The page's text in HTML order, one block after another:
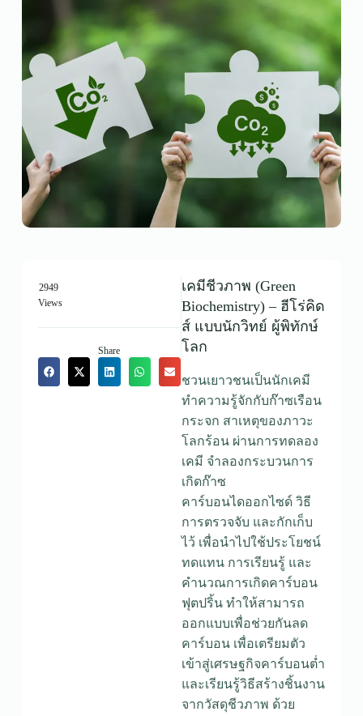
2949
Views
Share
เคมีชีวภาพ (Green
Biochemistry) – ฮีโร่คิด
ส์ แบบนักวิทย์ ผู้พิทักษ์
โลก
ชวนเยาวชนเป็นนักเคมี
ทำความรู้จักกับก๊าซเรือน
กระจก สาเหตุของภาวะ
โลกร้อน ผ่านการทดลอง
เคมี จำลองกระบวนการ
เกิดก๊าซ
คาร์บอนไดออกไซด์ วิธี
การตรวจจับ และกักเก็บ
ไว้ เพื่อนำไปใช้ประโยชน์
ทดแทน การเรียนรู้ และ
คำนวณการเกิดคาร์บอน
ฟุตปริ้น ทำให้สามารถ
ออกแบบเพื่อช่วยกันลด
คาร์บอน เพื่อเตรียมตัว
เข้าสู่เศรษฐกิจคาร์บอนต่ำ
และเรียนรู้วิธีสร้างชิ้นงาน
จากวัสดุชีวภาพ ด้วย